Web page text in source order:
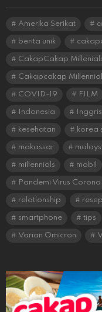
Amerika Serikat
berita unik
CakapCakap
Cakapcakap
COVID-19 FILM
Indonesia Inggris
kesehatan korea
makassar
millennials mobil
Pandemi Virus Corona
relationship resep
smartphone tips
Varian Omicron